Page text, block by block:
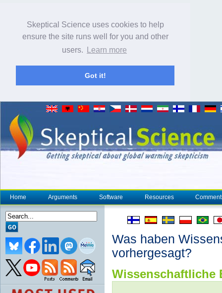
Skeptical Science uses cookies to help
ensure the site runs well for you and other
users.
Learn more
Got it!
Home Arguments Software Resources
Was haben
vorhergesagt?
Wissenschaftliche